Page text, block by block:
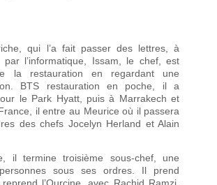
qui l’a fait passer des lettres, à
par l’informatique, Issam, le chef, est
la restauration en regardant une
BTS restauration en poche, il a
le Park Hyatt, puis à Marrakech et
il entre au Meurice où il passera
des chefs Jocelyn Herland et Alain
il termine troisième sous-chef, une
sous ses ordres. Il prend